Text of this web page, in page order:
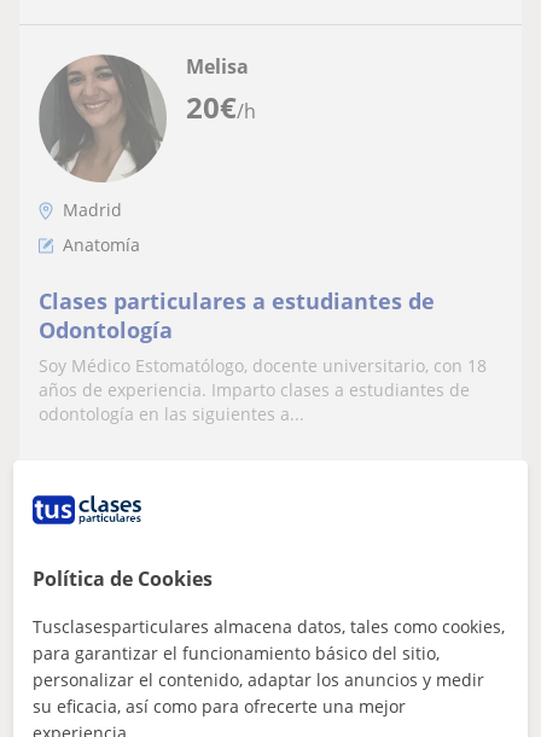
20€/h
Melisa
Madrid
Anatomía
Clases particulares a estudiantes de
Odontología
Soy Médico Estomatólogo, docente universitario, con 18
años de experiencia. Imparto clases a estudiantes de
odontología en las siguientes a...
ver más
16€/h
Tatiana
Política de Cookies
Tusclasesparticulares almacena datos, tales como cookies,
para garantizar el funcionamiento básico del sitio,
personalizar el contenido, adaptar los anuncios y medir
su eficacia, así como para ofrecerte una mejor
experiencia.